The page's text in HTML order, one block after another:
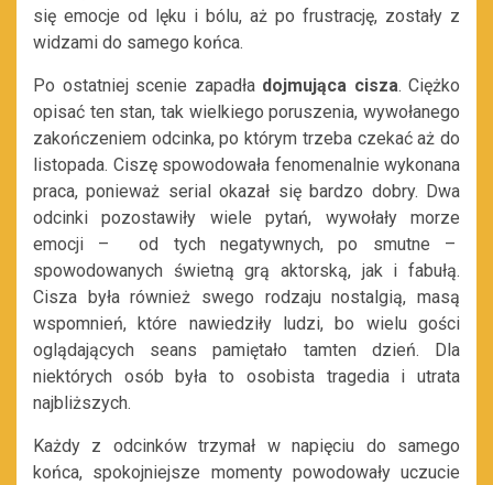
się emocje od lęku i bólu, aż po frustrację, zostały z
widzami do samego końca.
Po ostatniej scenie zapadła dojmująca cisza. Ciężko
opisać ten stan, tak wielkiego poruszenia, wywołanego
zakończeniem odcinka, po którym trzeba czekać aż do
listopada. Ciszę spowodowała fenomenalnie wykonana
praca, ponieważ serial okazał się bardzo dobry. Dwa
odcinki pozostawiły wiele pytań, wywołały morze
emocji – od tych negatywnych, po smutne –
spowodowanych świetną grą aktorską, jak i fabułą.
Cisza była również swego rodzaju nostalgią, masą
wspomnień, które nawiedziły ludzi, bo wielu gości
oglądających seans pamiętało tamten dzień. Dla
niektórych osób była to osobista tragedia i utrata
najbliższych.
Każdy z odcinków trzymał w napięciu do samego
końca, spokojniejsze momenty powodowały uczucie